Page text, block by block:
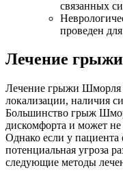
связанных
проведен
Лечение
Лечение грыжи Шморля
локализации, наличия
Большинство грыж
дискомфорта и может не
Однако если у
потенциальная угроза
следующие методы